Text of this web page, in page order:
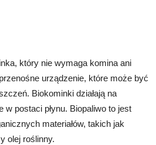
który nie wymaga komina ani
urządzenie, które może być
Biokominki działają na
w postaci płynu. Biopaliwo to jest
materiałów, takich jak
olej roślinny.